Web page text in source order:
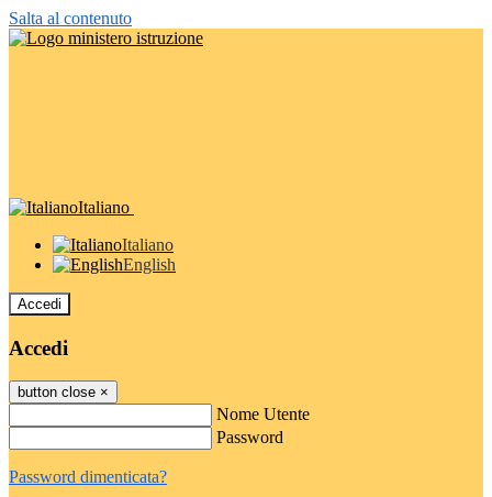
Salta al contenuto
Italiano
Italiano
English
Accedi
Accedi
button close ×
Nome Utente
Password
Password dimenticata?